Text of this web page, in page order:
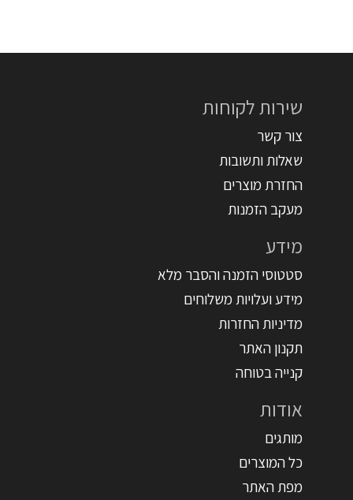
שירות לקוחות
צור קשר
שאלות ותשובות
החזרת מוצרים
מעקב הזמנות
מידע
סטטוסי הזמנה והסבר מלא
מידע ועלויות משלוחים
מדיניות החזרות
תקנון האתר
קנייה בטוחה
אודות
מותגים
כל המוצרים
מפת האתר